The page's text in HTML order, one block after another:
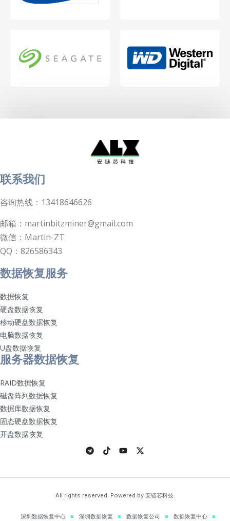
联系我们
咨询热线：13418646626
邮箱：martinbitzminer@gmail.com
微信：Martin-ZT
QQ：826586343
数据恢复服务
数据恢复
硬盘数据恢复
移动硬盘数据恢复
电脑数据恢复
U盘数据恢复
服务器数据恢复
RAID数据恢复
磁盘阵列数据恢复
数据库数据恢复
固态硬盘数据恢复
开盘数据恢复
All rights reserved. Powered by 安链芯科技.
深圳数据恢复中心 深圳数据恢复 数据恢复公司
数据恢复中心